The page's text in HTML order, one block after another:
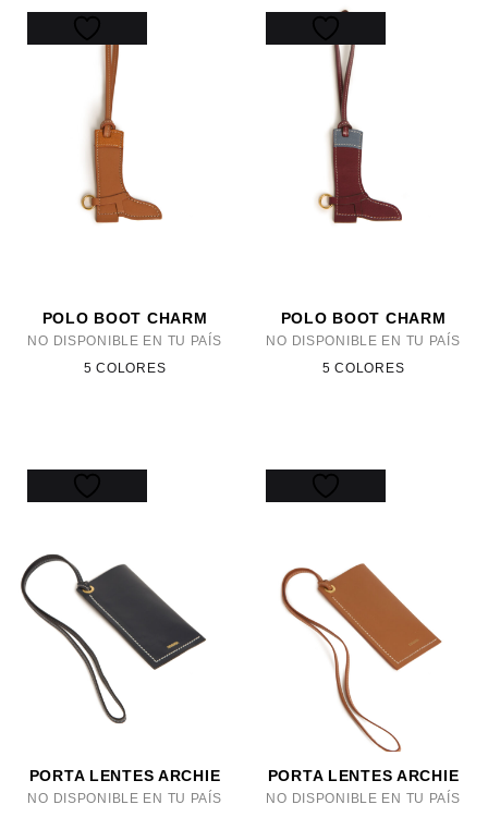
POLO BOOT CHARM
NO DISPONIBLE EN TU PAÍS
5 COLORES
POLO BOOT CHARM
NO DISPONIBLE EN TU PAÍS
5 COLORES
PORTA LENTES ARCHIE
NO DISPONIBLE EN TU PAÍS
PORTA LENTES ARCHIE
NO DISPONIBLE EN TU PAÍS